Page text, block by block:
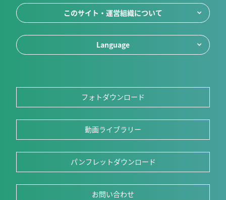
このサイト・運営組織について
Language
フォトダウンロード
動画ライブラリー
パンフレットダウンロード
お問い合わせ